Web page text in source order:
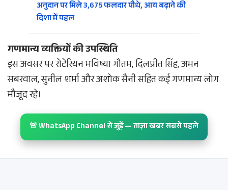
अनुदान पर मिले 3,675 फलदार पौधे, आय बढ़ाने की
दिशा में पहल
गणमान्य व्यक्तियों की उपस्थिति
इस अवसर पर रोटेरियन भविष्या गौतम, दिलप्रीत सिंह, अमन
सबरवाल, सुनील शर्मा और अशोक सैनी सहित कई गणमान्य लोग
मौजूद रहे।
🚨 WhatsApp Channel से जुड़ें — ताज़ा खबर सबसे पहले